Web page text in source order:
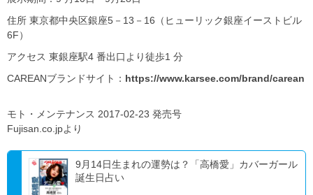
住所 東京都中央区銀座5－13－16（ヒューリック銀座イーストビル
6F）
アクセス 東銀座駅4 番出口より徒歩1 分
CAREANブランドサイト： https://www.karsee.com/brand/carean
モト・メンテナンス 2017-02-23 発売号
Fujisan.co.jpより
9月14日生まれの運勢は？「高橋愛」カバーガール
誕生日占い